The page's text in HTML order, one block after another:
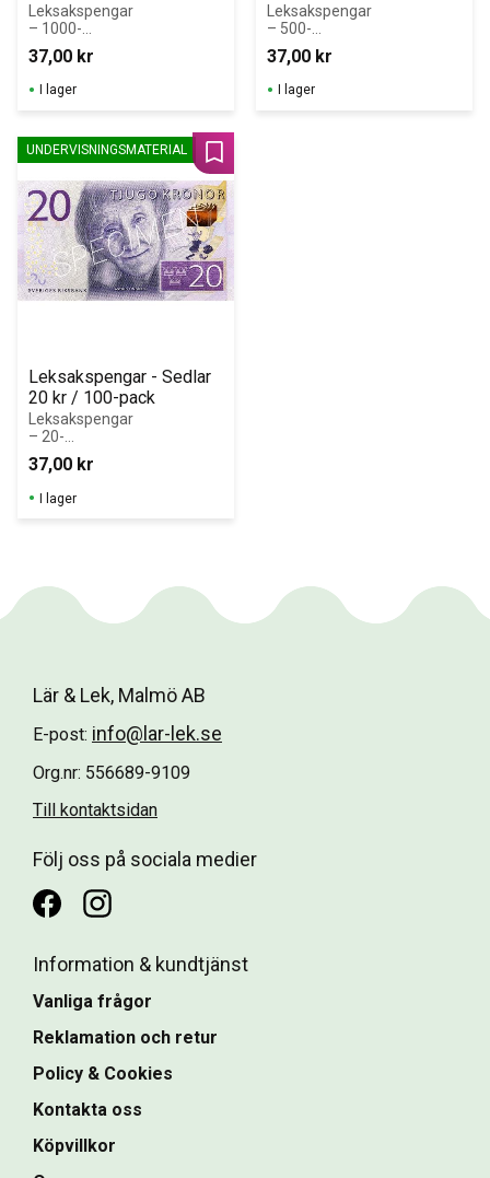
Leksakspengar
– 1000-
kronorssedlar i
block (100 st)
37,00 kr
I lager
Leksakspengar
– 500-
kronorssedlar i
block (100 st)
37,00 kr
I lager
Leksakspengar - Sedlar
20 kr / 100-pack
Leksakspengar
– 20-
kronorssedlar i
block (100 st)
37,00 kr
UNDERVISNINGSMATERIAL
Lägg till i favoriter
I lager
Lär & Lek, Malmö AB
E-post: info@lar-lek.se
Org.nr: 556689-9109
Till kontaktsidan
Följ oss på sociala medier
Information & kundtjänst
Vanliga frågor
Reklamation och retur
Policy & Cookies
Kontakta oss
Köpvillkor